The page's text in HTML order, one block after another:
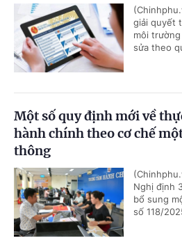
giải quyết
môi
sửa theo
Một số quy định mới về
hành chính theo cơ chế
thông
Nghị định
bổ sung
số 118/